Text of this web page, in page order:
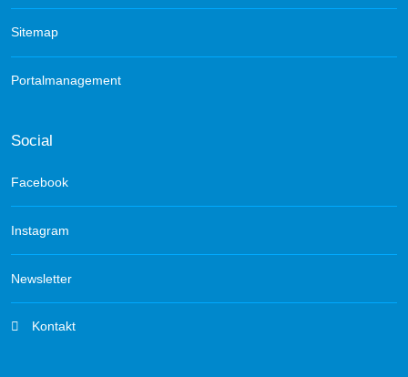
Sitemap
Portalmanagement
Social
Facebook
Instagram
Newsletter
Kontakt